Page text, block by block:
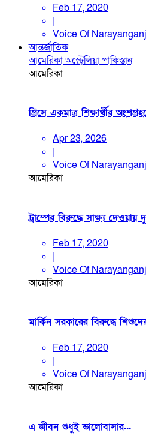
Feb 17, 2020
|
Voice Of
আন্তর্জাতিক
আমেরিকাঅস্ট্রেলিয়াপাকিস্তান
আমেরিকা
গ্রিসে একমাত্র শিক্ষার্থীর
Apr 23, 2026
|
Voice Of
আমেরিকা
ট্রাম্পের বিরুদ্ধে সাক্ষ্য
Feb 17, 2020
|
Voice Of
আমেরিকা
মার্কিন সরকারের বিরুদ্ধে
Feb 17, 2020
|
Voice Of
আমেরিকা
এ জীবন শুধুই ভালোবাসার...